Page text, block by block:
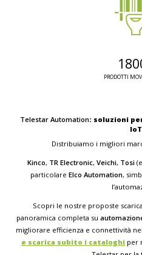
PRODOTTI
Telestar Automation: soluzioni
IoT
Distribuiamo i migliori
Kinco, TR Electronic, Veichi, Tosi
particolare Elco Automation,
Scopri le nostre proposte
panoramica completa su
migliorare efficienza e connettività
e scarica subito i cataloghi per